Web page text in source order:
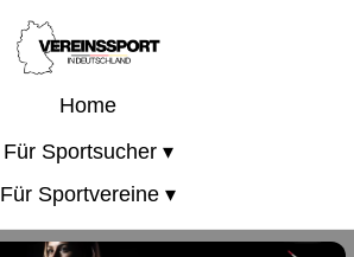
Home
Für Sportsucher ▾
Für Sportvereine ▾